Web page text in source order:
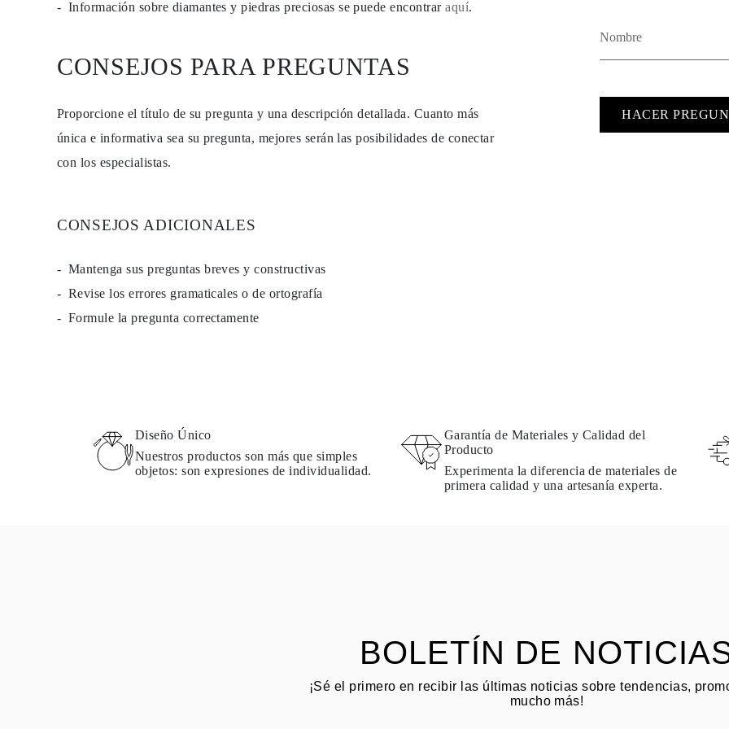
Guía de Collares
Tipos de Metales y Contrastes
Personalización
FAQ
SERVICIOS
Diseño Personalizado
Proceso de Producción
Reparaciones y Ajustes
Mapa de Envíos
Cuidado de Joyas
Información sobre diamantes y piedras preciosas se puede encontraraquí.
CONSEJOS PARA PREGUNTAS
Proporcione el título de su pregunta y una descripción detallada. Cuanto más
única e informativa sea su pregunta, mejores serán las posibilidades de conectar
con los especialistas.
CONSEJOS ADICIONALES
Mantenga sus preguntas breves y constructivas
Revise los errores gramaticales o de ortografía
Formule la pregunta correctamente
HACER
Diseño Único
Nuestros productos son más que simples
objetos: son expresiones de individualidad.
Garantía de Materiales y Calidad del
Producto
Experimenta la diferencia de materiales de
primera calidad y una artesanía experta.
BOLETÍN DE
¡Sé el primero en recibir las últimas noticias sobre tendencias,
mucho más!